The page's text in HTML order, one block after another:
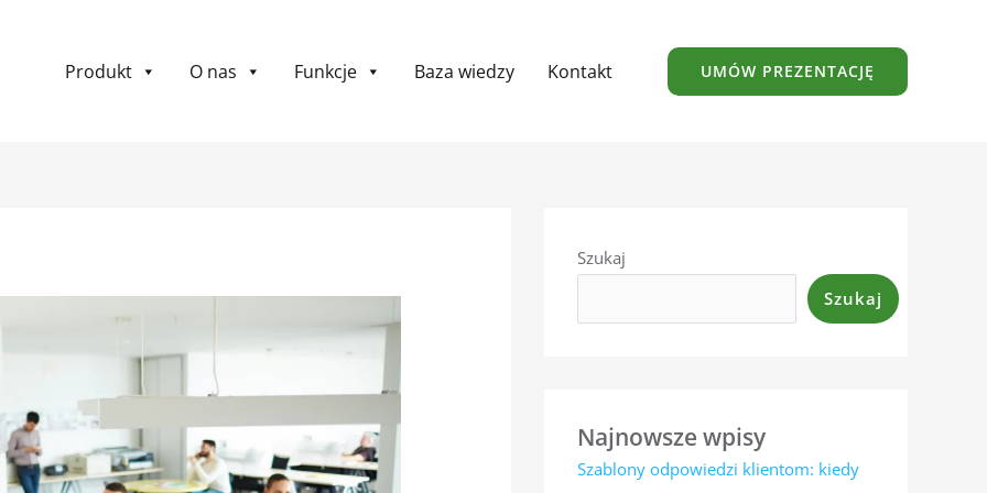
Produkt O nas Funkcje Baza wiedzy Kontakt UMÓW PREZENTACJĘ
Szukaj
Szukaj
Najnowsze wpisy
Szablony odpowiedzi klientom: kiedy